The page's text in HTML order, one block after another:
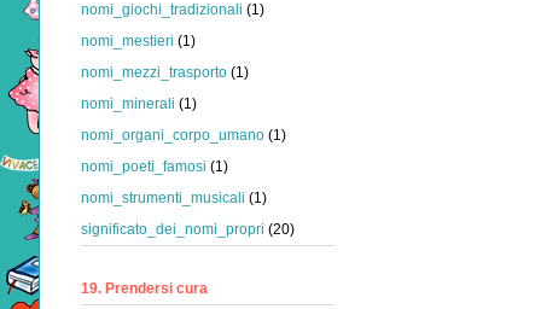
nomi_giochi_tradizionali (1)
nomi_mestieri (1)
nomi_mezzi_trasporto (1)
nomi_minerali (1)
nomi_organi_corpo_umano (1)
nomi_poeti_famosi (1)
nomi_strumenti_musicali (1)
significato_dei_nomi_propri (20)
19. Prendersi cura